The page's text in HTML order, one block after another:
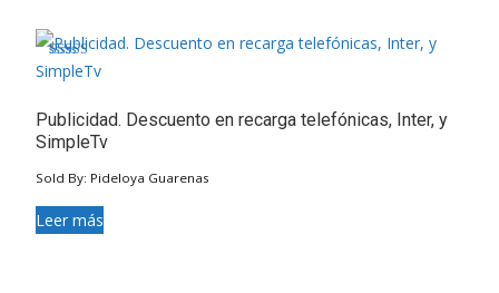
Publicidad. Descuento en recarga telefónicas, Inter, y
SimpleTv
Valorado en
4.50
Sold By: Pideloya Guarenas
Leer más